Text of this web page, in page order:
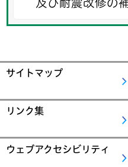
及び耐震改修の
サイトマップ
リンク集
ウェブアクセシビリティ